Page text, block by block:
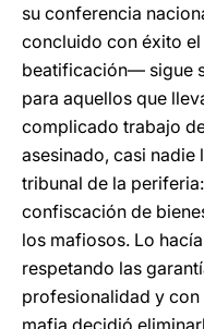
su conferencia
concluido con éxito
beatificación― sigue
para aquellos que
complicado trabajo
asesinado, casi nadie
tribunal de la
confiscación de
los mafiosos. Lo
respetando las
profesionalidad y
mafia decidió